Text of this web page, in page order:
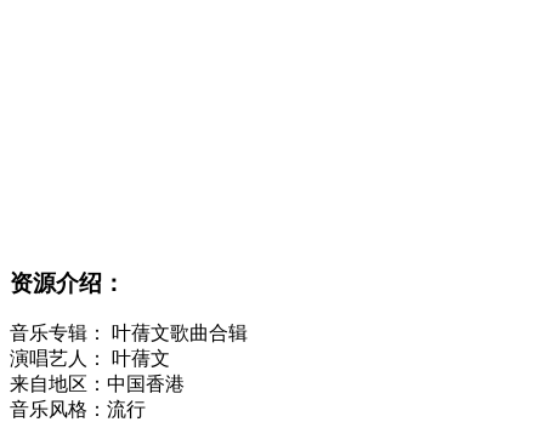
资源介绍：
音乐专辑： 叶蒨文歌曲合辑
演唱艺人： 叶蒨文
来自地区：中国香港
音乐风格：流行